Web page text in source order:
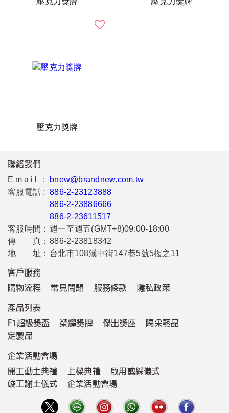
壓克力獎牌
聯絡我們
Email :
bnew@brandnew.com.tw
客服電話 : 886-2-23123888
886-2-23886666
886-2-23611517
客服時間： 週一至週五(GMT+8)09:00-18:00
傳 真： 886-2-23818342
地 址： 台北市108漢中街147巷5號5樓之11
客戶服務
購物流程
常見問題 服務條款 隱私政策
產品列表
F1超級獎盃
榮耀獎牌 傑出獎座
喝采藝品
定製品
企業活動會場
開工動土典禮
上樑典禮
啟用剪綵儀式
竣工謝土儀式
企業活動會場